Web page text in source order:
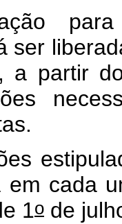
ser
a partir
em cada
1o de